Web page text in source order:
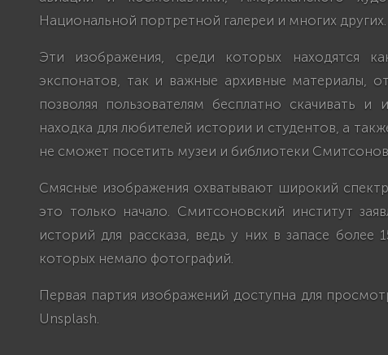
Национальной портретной галереи и многих других.
Эти изображения, среди которых находятся
экспонатов, так и важные архивные материалы,
позволяя пользователям бесплатно скачивать и
находка для любителей истории и студентов, а
не сможет посетить музеи и библиотеки
Смясные изображения охватывают широкий
это только начало. Смитсоновский институт
историй для рассказа, ведь у них в запасе
которых немало фотографий.
Первая партия изображений доступна для
Unsplash.